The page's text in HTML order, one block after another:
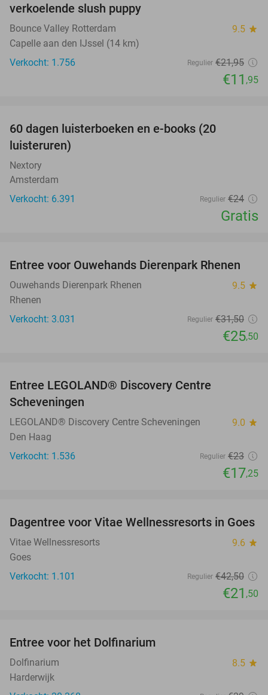
verkoelende slush puppy
Bounce Valley Rotterdam 9.5 star
Capelle aan den IJssel (14 km)
Verkocht: 1.756
Regulier €21,95
€11 ,95
60 dagen luisterboeken en e-books (20
luisteruren)
Nextory
Amsterdam
Verkocht: 6.391
Regulier €24
Gratis
19%
Entree voor Ouwehands Dierenpark Rhenen
Ouwehands Dierenpark Rhenen 9.5 star
Rhenen
Verkocht: 3.031
Regulier €31,50
€25,50
Entree LEGOLAND® Discovery Centre
Scheveningen
LEGOLAND® Discovery Centre Scheveningen 9.0 star
Den Haag
Verkocht: 1.536
Regulier €23
€17,25
49%
Dagentree voor Vitae Wellnessresorts in Goes
Vitae Wellnessresorts 9.6 star
Goes
Verkocht: 1.101
Regulier €42,50
€21 ,50
Entree voor het Dolfinarium
Dolfinarium 8.5 star
Harderwijk